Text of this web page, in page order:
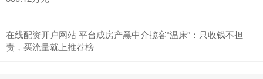
在线配资开户网站 平台成房产黑中介揽客“温床”：只收钱不担
责，买流量就上推荐榜